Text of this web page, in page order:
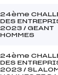
24ème
DES
2023 / GEANT
HOMMES
24ème
DES
2023 /